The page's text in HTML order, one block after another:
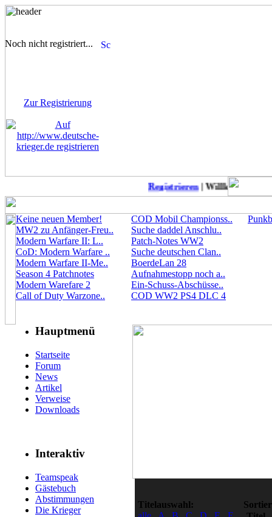
Registrieren| Willkommen auf
Keine neuen Member!
MW2 zu Anfänger-Freu..
Modern Warfare II: L..
CoD: Modern Warfare ..
Modern Warfare II-Me..
Season 4 Patchnotes
Modern Warefare 2
Call of Duty Warzone..
COD Mobil Championss..
Suche daddel Anschlu..
Patch-Notes WW2
Suche deutschen Clan..
BoerdeLan 28
Aufnahmestopp noch a..
Ein-Schuss-Abschüsse..
COD WW2 PS4 DLC 4
Hauptmenü
Startseite
Forum
News
Artikel
Verweise
Downloads
Interaktiv
Teamspeak
Gästebuch
Abstimmungen
Die Krieger
Titelauswahl:
Noch nicht registriert...
Zur Registrierung